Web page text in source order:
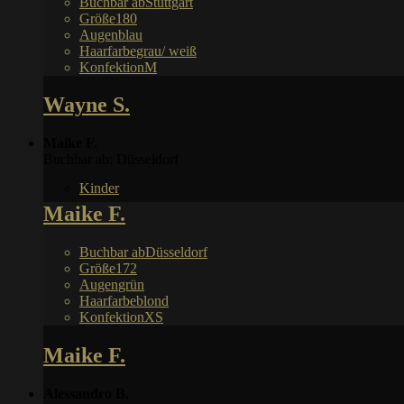
Kinder
Größe180
Augenblau
Haarfarbegrau/ weiß
KonfektionM
Wayne S.
Maike F.
Buchbar abDüsseldorf
Größe172
Augengrün
Haarfarbeblond
KonfektionXS
Maike F.